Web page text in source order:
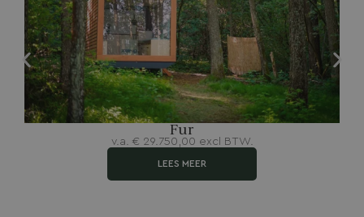
Fur
v.a. € 29.750,00 excl BTW.
LEES MEER